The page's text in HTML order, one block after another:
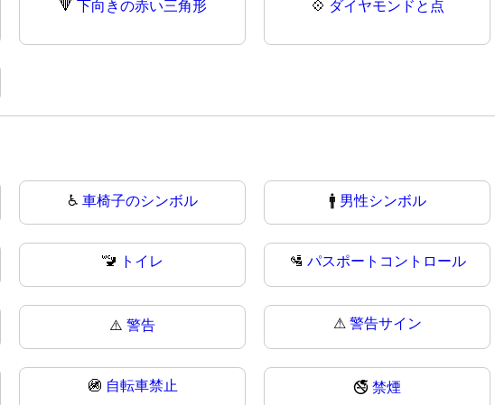
🔻 下向きの赤い三角形 💠 ダイヤモンドと点
♿ 車椅子のシンボル 🚹 男性シンボル
🚾 トイレ 🛂 パスポートコントロール
⚠️警告 ⚠ 警告サイン
🚳 自転車禁止 🚭禁煙